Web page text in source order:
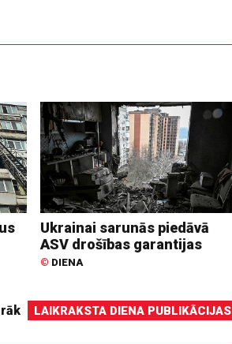
Ukrainai sarunās piedāvā
ASV drošības garantijas
© DIENA
LAIKRAKSTA DIENA PUBLIKĀCIJAS